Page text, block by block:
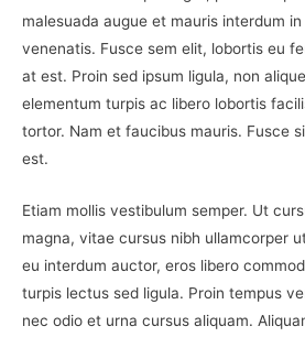
malesuada augue et mauris interdum
venenatis. Fusce sem elit, lobortis eu
at est. Proin sed ipsum ligula, non
elementum turpis ac libero lobortis
tortor. Nam et faucibus mauris. Fusce
est.
Etiam mollis vestibulum semper. Ut
magna, vitae cursus nibh ullamcorper
eu interdum auctor, eros libero
turpis lectus sed ligula. Proin tempus
nec odio et urna cursus aliquam.